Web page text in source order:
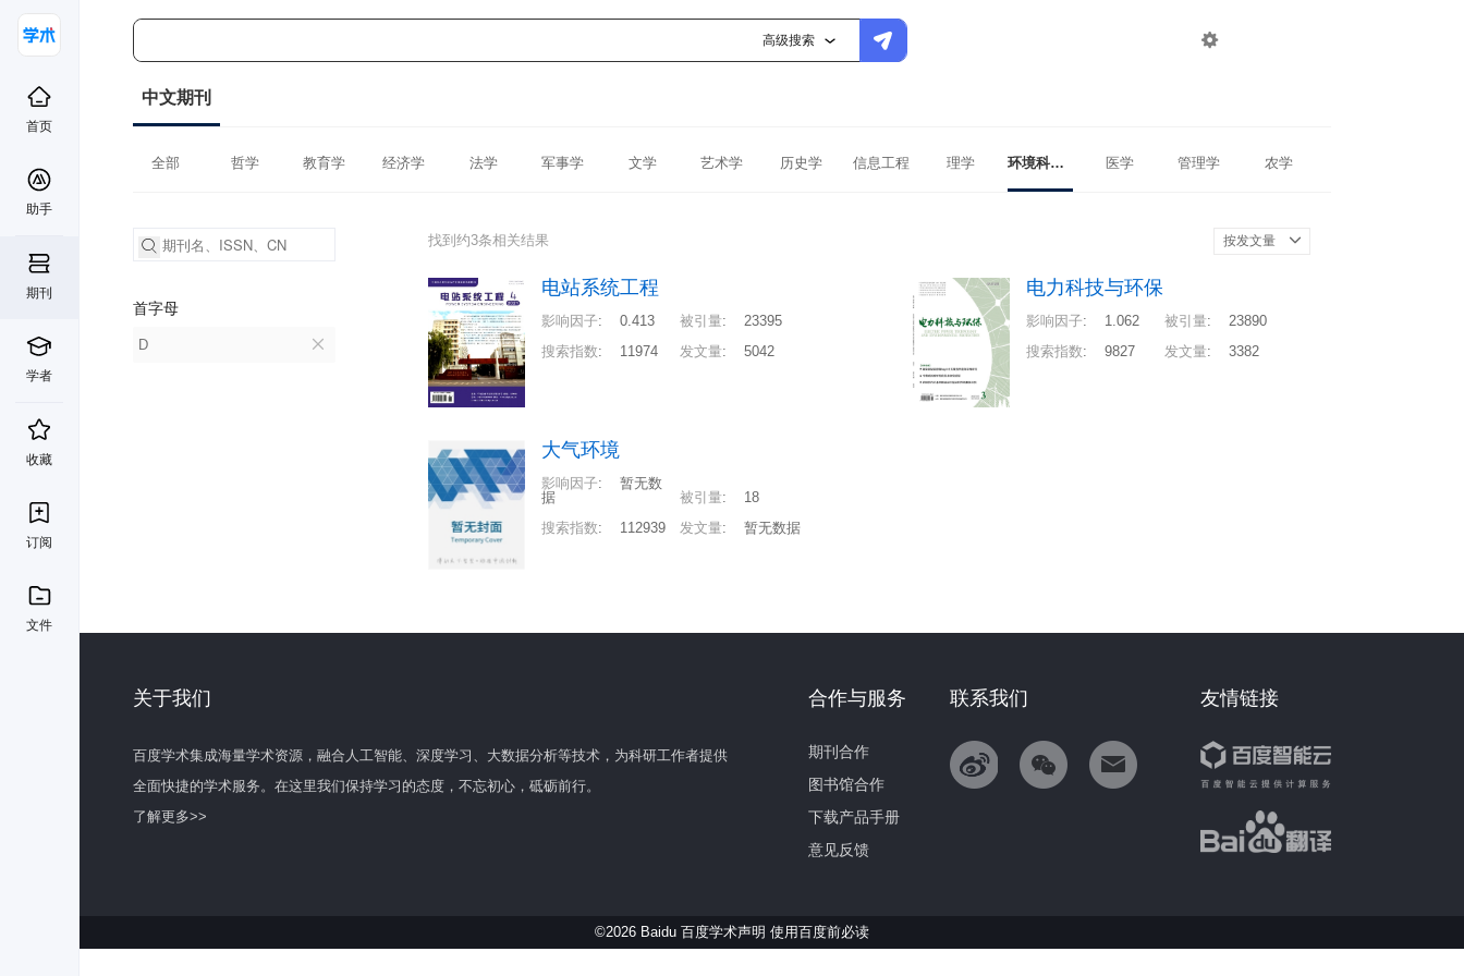
高级搜索 
首页
助手
期刊
学者
收藏
订阅
文件
中文期刊
全部 哲学 教育学 经济学 法学 军事学 文学 艺术学 历史学 信息工程 理学 环境科学与工程 医学 管理学 农学
首字母
D
找到约3条相关结果 按发文量
电站系统工程
影响因子: 0.413 被引量:
23395
搜索指数: 11974 发文量: 5042
电力科技与环保
影响因子: 1.062 被引量:
23890
搜索指数: 9827 发文量: 3382
大气环境
影响因子:
暂无数
据
被引量:
18
搜索指数: 112939 发文量: 暂无数据
关于我们
百度学术集成海量学术资源，融合人工智能、深度学习、大数据分析等技术，为科研工作者提供
全面快捷的学术服务。在这里我们保持学习的态度，不忘初心，砥砺前行。
了解更多>>
友情链接
联系我们
合作与服务
期刊合作
图书馆合作
下载产品手册
意见反馈
©2026 Baidu 百度学术声明 使用百度前必读